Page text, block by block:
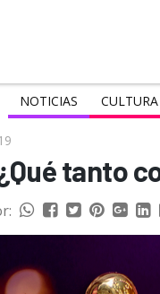
NOTICIAS
tanto